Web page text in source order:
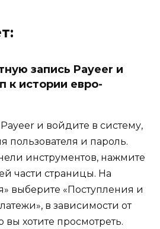
запись Payeer и
к истории евро-
и войдите в систему,
пользователя и пароль.
инструментов, нажмите
части страницы. На
выберите «Поступления и
в зависимости от
хотите просмотреть.